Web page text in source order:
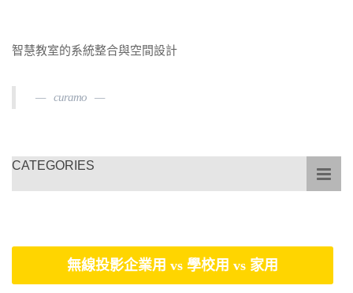
智慧教室的系統整合與空間設計
curamo
CATEGORIES
無線投影企業用 vs 學校用 vs 家用